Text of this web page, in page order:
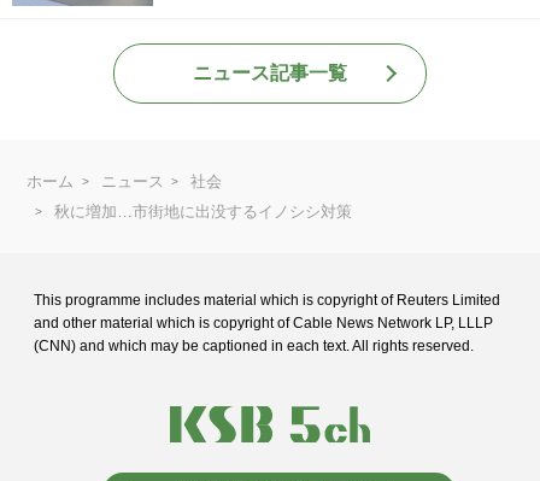
ニュース記事一覧
ホーム ニュース
社会
秋に増加…市街地に出没するイノシシ対策
This programme includes material which is copyright of Reuters Limited
and other material which is copyright of Cable News Network LP, LLLP
(CNN) and which may be captioned in each text. All rights reserved.